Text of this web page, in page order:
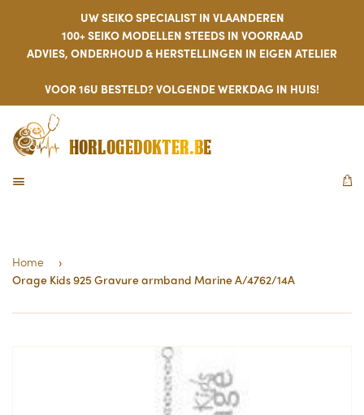
UW SEIKO SPECIALIST IN VLAANDEREN
100+ SEIKO MODELLEN STEEDS IN VOORRAAD
ADVIES, ONDERHOUD & HERSTELLINGEN IN EIGEN ATELIER
VOOR 16U BESTELD? VOLGENDE WERKDAG IN HUIS!
HORLOGEDOKTER.BE
Home
›
Orage Kids 925 Gravure armband Marine A/4762/14A